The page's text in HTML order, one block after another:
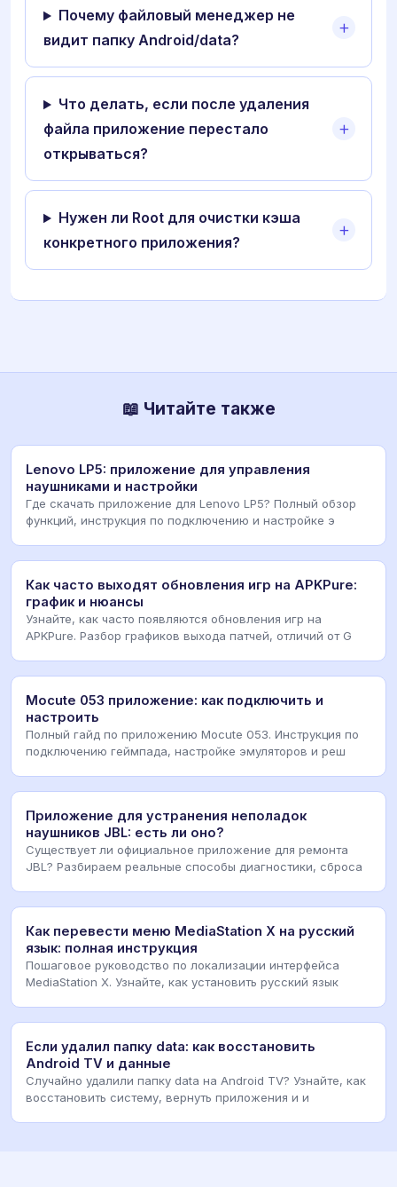
Почему файловый менеджер не
видит папку Android/data?
Что делать, если после удаления
файла приложение перестало
открываться?
Нужен ли Root для очистки кэша
конкретного приложения?
📖 Читайте также
Lenovo LP5: приложение для управления
наушниками и настройки
Где скачать приложение для Lenovo LP5? Полный обзор
функций, инструкция по подключению и настройке э
Как часто выходят обновления игр на APKPure:
график и нюансы
Узнайте, как часто появляются обновления игр на
APKPure. Разбор графиков выхода патчей, отличий от G
Mocute 053 приложение: как подключить и
настроить
Полный гайд по приложению Mocute 053. Инструкция по
подключению геймпада, настройке эмуляторов и реш
Приложение для устранения неполадок
наушников JBL: есть ли оно?
Существует ли официальное приложение для ремонта
JBL? Разбираем реальные способы диагностики, сброса
Как перевести меню MediaStation X на русский
язык: полная инструкция
Пошаговое руководство по локализации интерфейса
MediaStation X. Узнайте, как установить русский язык
Если удалил папку data: как восстановить
Android TV и данные
Случайно удалили папку data на Android TV? Узнайте, как
восстановить систему, вернуть приложения и и